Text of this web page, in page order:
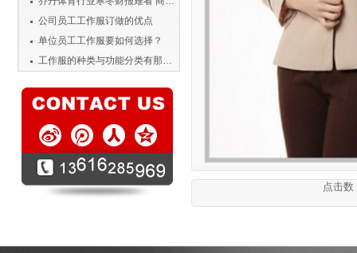
公司员工工作服订做的优点
单位员工工作服要如何选择？
工作服的种类与功能分类有那些？
点击